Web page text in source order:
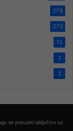
278
273
13
2
2
se preuzeti isključivo uz